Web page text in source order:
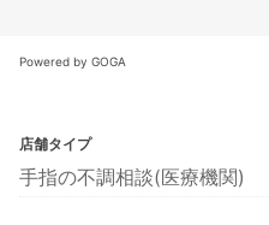
Powered by GOGA
店舗タイプ
手指の不調相談(医療機関)